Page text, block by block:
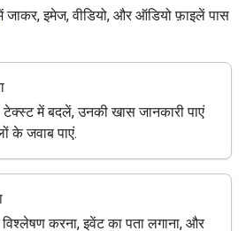
जाकर, इमेज, वीडियो, और ऑडियो फ़ाइलें पास
में बदलें, उनकी खास जानकारी पाएं
के जवाब पाएं.
विश्लेषण करना, इवेंट का पता लगाना, और